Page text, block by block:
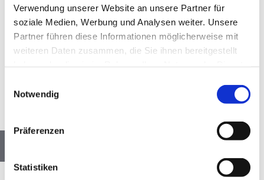
Verwendung unserer Website an unsere Partner für
soziale Medien, Werbung und Analysen weiter. Unsere
Partner führen diese Informationen möglicherweise mit
weiteren Daten zusammen, die Sie ihnen bereitgestellt
Notwendig
Präferenzen
Statistiken
(ca. 2 – 5 Personen) innerhalb unserer
flachen Hierarchien